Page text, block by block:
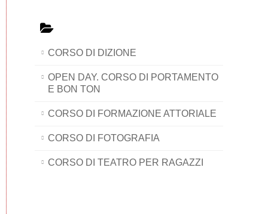
CORSO DI DIZIONE
OPEN DAY. CORSO DI PORTAMENTO
E BON TON
CORSO DI FORMAZIONE ATTORIALE
CORSO DI FOTOGRAFIA
CORSO DI TEATRO PER RAGAZZI